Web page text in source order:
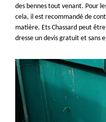
des bennes tout venant. Pour
cela, il est recommandé de
matière. Ets Chassard peut
dresse un devis gratuit et sans